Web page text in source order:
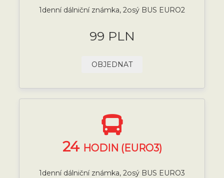
1denní dálniční známka, 2osý BUS EURO2
99 PLN
OBJEDNAT
24 HODIN (EURO3)
1denní dálniční známka, 2osý BUS EURO3